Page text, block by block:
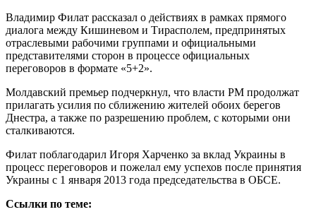
Владимир Филат рассказал о действиях в рамках прямого
диалога между Кишиневом и Тирасполем, предпринятых
отраслевыми рабочими группами и официальными
представителями сторон в процессе официальных
переговоров в формате «5+2».
Молдавский премьер подчеркнул, что власти РМ продолжат
прилагать усилия по сближению жителей обоих берегов
Днестра, а также по разрешению проблем, с которыми они
сталкиваются.
Филат поблагодарил Игоря Харченко за вклад Украины в
процесс переговоров и пожелал ему успехов после принятия
Украины с 1 января 2013 года председательства в ОБСЕ.
Ссылки по теме: